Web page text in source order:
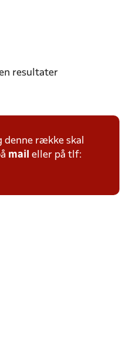
resultater
række skal
mail eller på tlf: